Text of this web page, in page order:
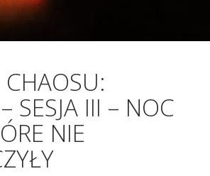
SESJA III – NOC
NIE